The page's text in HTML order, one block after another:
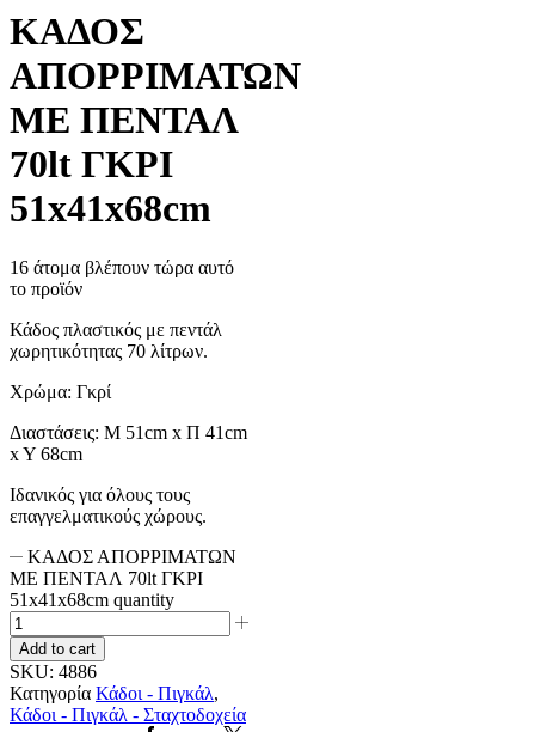
ΚΑΔΟΣ
ΑΠΟΡΡΙΜΑΤΩΝ
ΜΕ ΠΕΝΤΑΛ
70lt ΓΚΡΙ
51x41x68cm
16 άτομα βλέπουν τώρα αυτό
το προϊόν
Κάδος πλαστικός με πεντάλ
χωρητικότητας 70 λίτρων.
Χρώμα: Γκρί
Διαστάσεις: M 51cm x Π 41cm
x Y 68cm
Ιδανικός για όλους τους
επαγγελματικούς χώρους.
ΚΑΔΟΣ ΑΠΟΡΡΙΜΑΤΩΝ
ΜΕ ΠΕΝΤΑΛ 70lt ΓΚΡΙ
51x41x68cm quantity
Add to cart
SKU: 4886
Κατηγορία Κάδοι - Πιγκάλ,
Κάδοι - Πιγκάλ - Σταχτοδοχεία